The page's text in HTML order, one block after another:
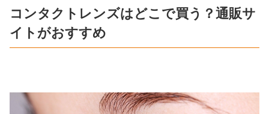
コンタクトレンズはどこで買う？通販サ
イトがおすすめ